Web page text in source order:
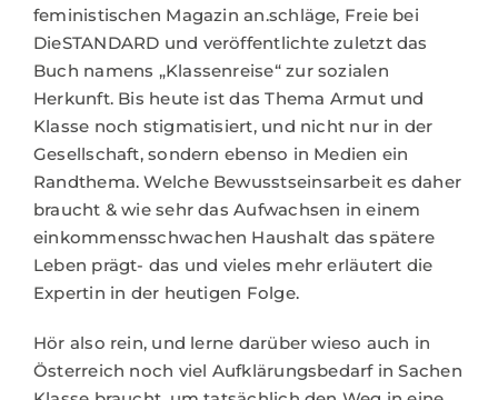
feministischen Magazin an.schläge, Freie bei
DieSTANDARD und veröffentlichte zuletzt das
Buch namens „Klassenreise“ zur sozialen
Herkunft. Bis heute ist das Thema Armut und
Klasse noch stigmatisiert, und nicht nur in der
Gesellschaft, sondern ebenso in Medien ein
Randthema. Welche Bewusstseinsarbeit es daher
braucht & wie sehr das Aufwachsen in einem
einkommensschwachen Haushalt das spätere
Leben prägt- das und vieles mehr erläutert die
Expertin in der heutigen Folge.
Hör also rein, und lerne darüber wieso auch in
Österreich noch viel Aufklärungsbedarf in Sachen